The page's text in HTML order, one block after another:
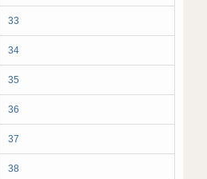
33
34
35
36
37
38